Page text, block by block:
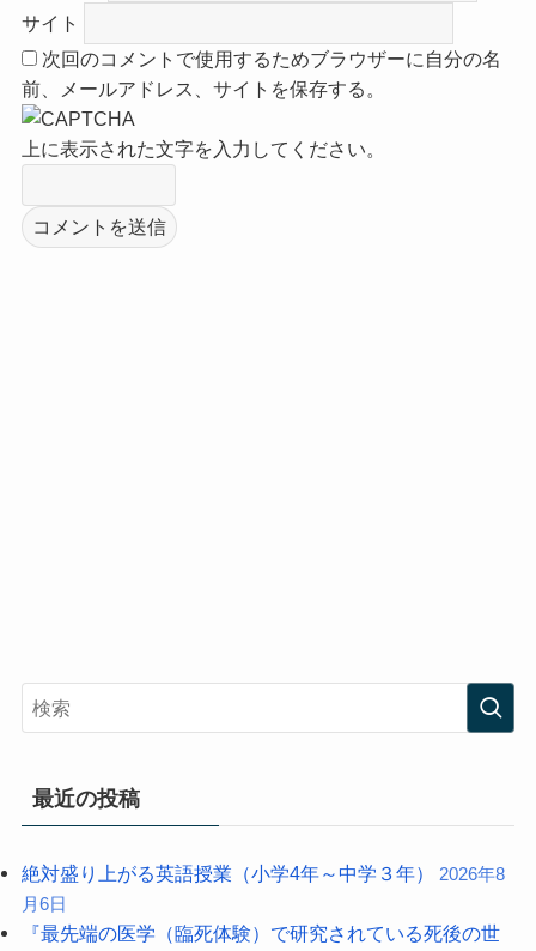
サイト
次回のコメントで使用するためブラウザーに自分の名
前、メールアドレス、サイトを保存する。
上に表示された文字を入力してください。
最近の投稿
絶対盛り上がる英語授業（小学4年～中学３年）
2026年8
月6日
『最先端の医学（臨死体験）で研究されている死後の世